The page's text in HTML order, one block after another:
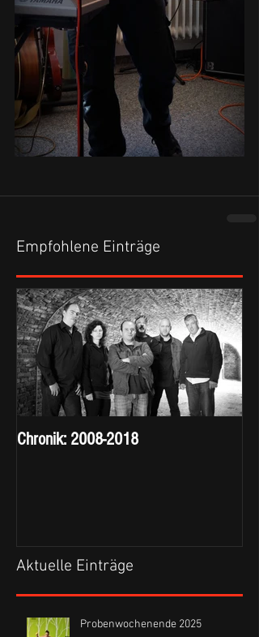
Empfohlene Einträge
Chronik: 2008-2018
Aktuelle Einträge
Probenwochenende 2025